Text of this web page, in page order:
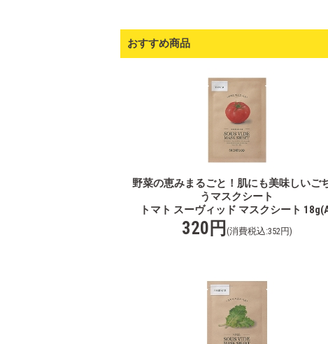
おすすめ商品
野菜の恵みまるごと！肌にも美味しいご
うマスクシート
トマト スーヴィッド マスクシート
320円 (消費税込:352円)